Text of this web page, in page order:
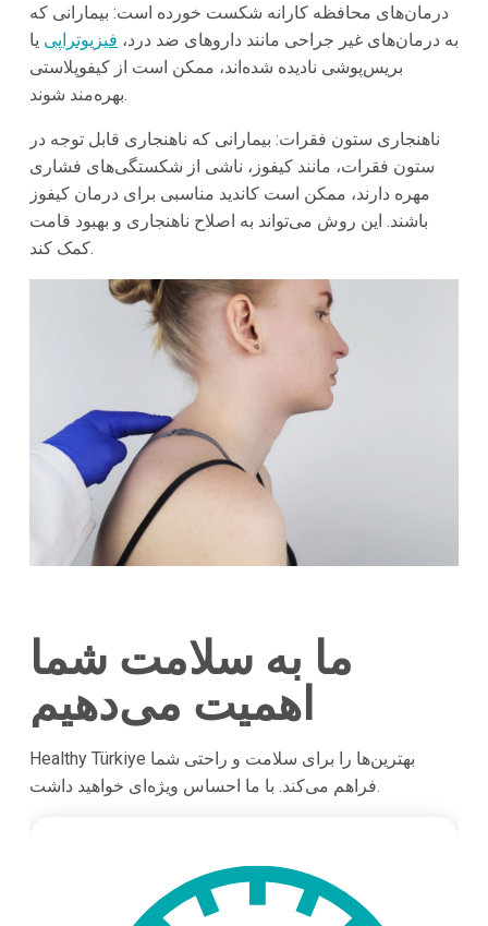
درمان‌های محافظه کارانه شکست خورده است: بیمارانی که
به درمان‌های غیر جراحی مانند داروهای ضد درد، فیزیوتراپی یا
بریس‌پوشی نادیده شده‌اند، ممکن است از کیفوپلاستی
بهره‌مند شوند.
ناهنجاری ستون فقرات: بیمارانی که ناهنجاری قابل توجه در
ستون فقرات، مانند کیفوز، ناشی از شکستگی‌های فشاری
مهره دارند، ممکن است کاندید مناسبی برای درمان کیفوز
باشند. این روش می‌تواند به اصلاح ناهنجاری و بهبود قامت
کمک کند.
ما به سلامت شما
اهمیت می‌دهیم
Healthy Türkiye بهترین‌ها را برای سلامت و راحتی شما
فراهم می‌کند. با ما احساس ویژه‌ای خواهید داشت.